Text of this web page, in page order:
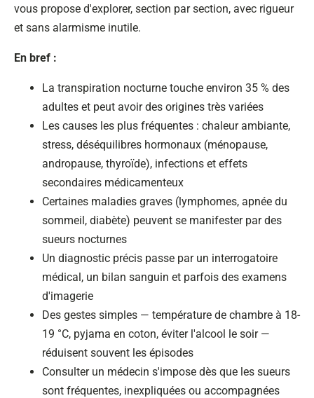
vous propose d'explorer, section par section, avec rigueur
et sans alarmisme inutile.
En bref :
La transpiration nocturne touche environ 35 % des
adultes et peut avoir des origines très variées
Les causes les plus fréquentes : chaleur ambiante,
stress, déséquilibres hormonaux (ménopause,
andropause, thyroïde), infections et effets
secondaires médicamenteux
Certaines maladies graves (lymphomes, apnée du
sommeil, diabète) peuvent se manifester par des
sueurs nocturnes
Un diagnostic précis passe par un interrogatoire
médical, un bilan sanguin et parfois des examens
d'imagerie
Des gestes simples — température de chambre à 18-
19 °C, pyjama en coton, éviter l'alcool le soir —
réduisent souvent les épisodes
Consulter un médecin s'impose dès que les sueurs
sont fréquentes, inexpliquées ou accompagnées